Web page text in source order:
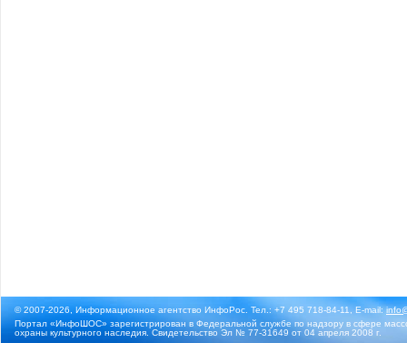
© 2007-2026, Информационное агентство ИнфоРос. Тел.: +7 495 718-84-11, E-mail:
Портал «ИнфоШОС» зарегистрирован в Федеральной службе по надзору в сфере
охраны культурного наследия. Свидетельство Эл № 77-31649 от 04 апреля 2008 г.